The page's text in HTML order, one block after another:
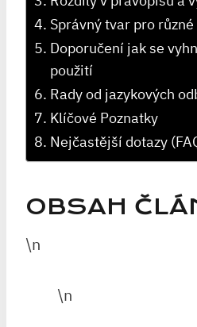
Správný tvar pro
Doporučení jak se
použití
Rady od jazykových
Klíčové Poznatky
Nejčastější dotazy
OBSAH
\n
\n